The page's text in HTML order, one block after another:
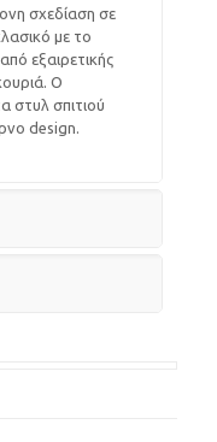
σχεδίαση σε
με το
εξαιρετικής
Ο
στυλ σπιτιού
design.